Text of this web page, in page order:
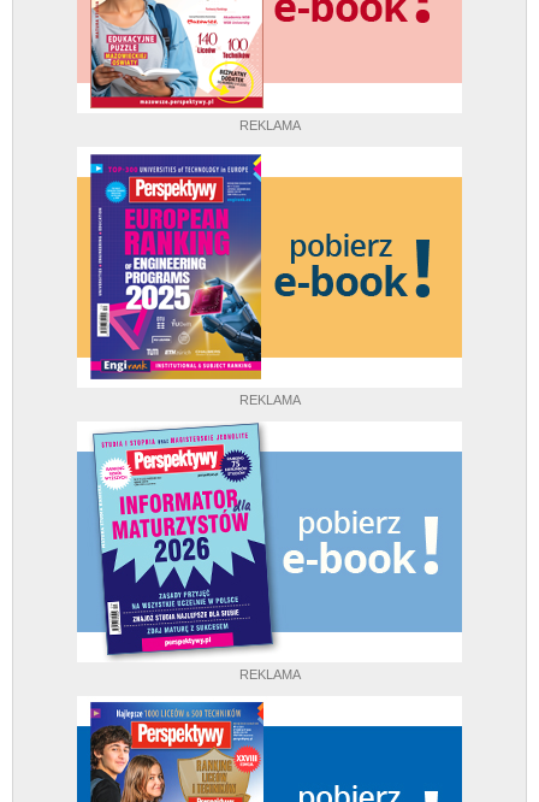
REKLAMA
REKLAMA
REKLAMA